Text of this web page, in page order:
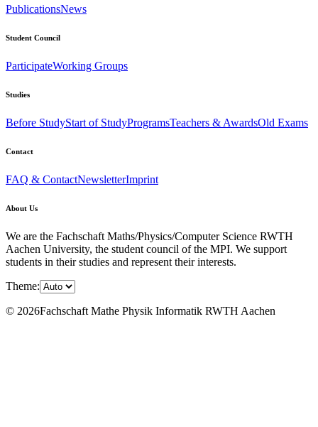
PublicationsNews
Student Council
ParticipateWorking Groups
Studies
Before StudyStart of StudyProgramsTeachers & AwardsOld Exams
Contact
FAQ & ContactNewsletterImprint
About Us
We are the Fachschaft Maths/Physics/Computer Science RWTH
Aachen University, the student council of the MPI. We support
students in their studies and represent their interests.
Theme:
© 2026Fachschaft Mathe Physik Informatik RWTH Aachen